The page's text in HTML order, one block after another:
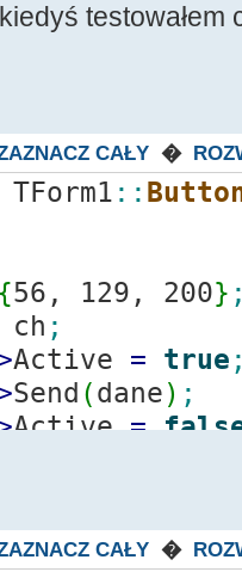
CAŁY �
TForm1 ::
{56, 129, 200}
ch ;
Active = true
Send (dane) ;
Active=
CAŁY �